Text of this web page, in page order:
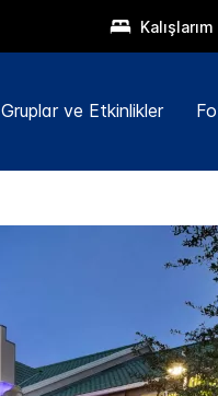
Kalışlarım
Gruplar ve Etkinlikler